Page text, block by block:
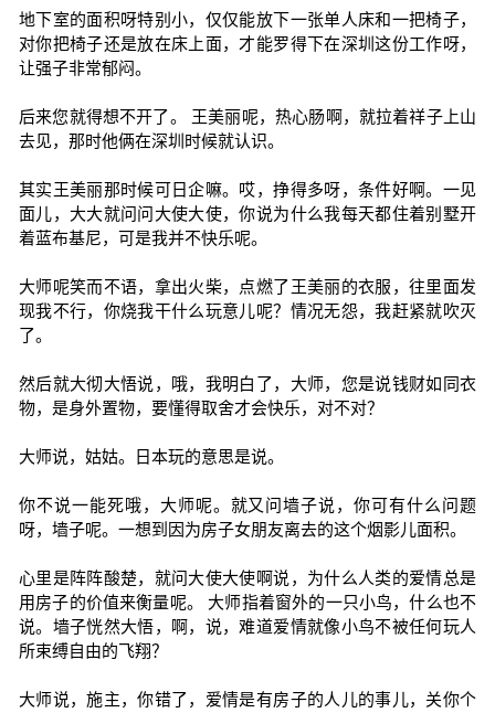
地下室的面积呀特别小，仅仅能放下一张单人床和一把椅子，
对你把椅子还是放在床上面，才能罗得下在深圳这份工作呀，
让强子非常郁闷。
后来您就得想不开了。 王美丽呢，热心肠啊，就拉着祥子上山
去见，那时他俩在深圳时候就认识。
其实王美丽那时候可日企嘛。哎，挣得多呀，条件好啊。一见
面儿，大大就问问大使大使，你说为什么我每天都住着别墅开
着蓝布基尼，可是我并不快乐呢。
大师呢笑而不语，拿出火柴，点燃了王美丽的衣服，往里面发
现我不行，你烧我干什么玩意儿呢？情况无怨，我赶紧就吹灭
了。
然后就大彻大悟说，哦，我明白了，大师，您是说钱财如同衣
物，是身外置物，要懂得取舍才会快乐，对不对？
大师说，姑姑。日本玩的意思是说。
你不说一能死哦，大师呢。就又问墙子说，你可有什么问题
呀，墙子呢。一想到因为房子女朋友离去的这个烟影儿面积。
心里是阵阵酸楚，就问大使大使啊说，为什么人类的爱情总是
用房子的价值来衡量呢。 大师指着窗外的一只小鸟，什么也不
说。墙子恍然大悟，啊，说，难道爱情就像小鸟不被任何玩人
所束缚自由的飞翔？
大师说，施主，你错了，爱情是有房子的人儿的事儿，关你个